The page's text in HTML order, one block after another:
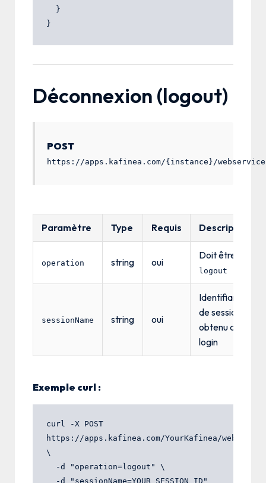
Déconnexion (logout)
POST
https://apps.kafinea.com/{instance}/
Paramètre Type Requis Description
operation string oui
Doit être
logout
sessionName string oui
Identifiant
de session
obtenu au
login
Exemple curl :
curl -X POST
https://apps.kafinea.com/YourKafinea/
\